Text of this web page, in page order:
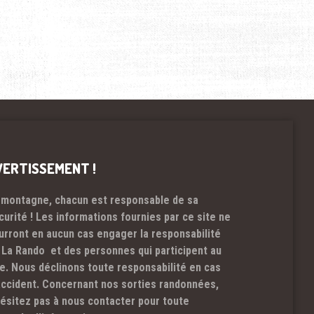
!
montagne, chacun est responsable de sa
! Les informations fournies par ce site ne
en aucun cas engager la responsabilité
Rando et des personnes qui participent au
Nous déclinons toute responsabilité en cas
Concernant nos sorties randonnées,
pas à nous contacter pour toute